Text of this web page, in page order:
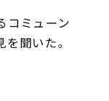
コミューン
聞いた。